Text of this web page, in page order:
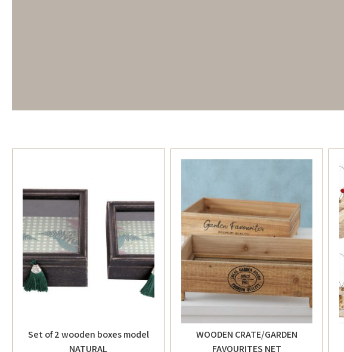
WOODEN CRATE/GARDEN
FAVOURITES NET
Set of 2 wooden boxes model
NATURAL